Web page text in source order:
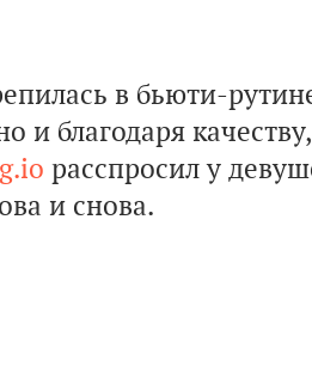
в бьюти-
и благодаря
расспросил у
и снова.